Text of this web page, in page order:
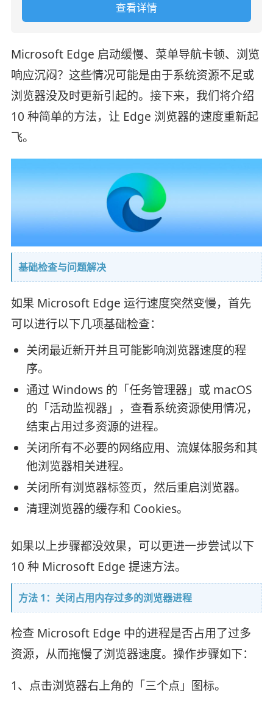
查看详情
Microsoft Edge 启动缓慢、菜单导航卡顿、浏览
响应沉闷？这些情况可能是由于系统资源不足或
浏览器没及时更新引起的。接下来，我们将介绍
10 种简单的方法，让 Edge 浏览器的速度重新起
飞。
基础检查与问题解决
如果 Microsoft Edge 运行速度突然变慢，首先
可以进行以下几项基础检查：
关闭最近新开并且可能影响浏览器速度的程
序。
通过 Windows 的「任务管理器」或 macOS
的「活动监视器」，查看系统资源使用情况，
结束占用过多资源的进程。
关闭所有不必要的网络应用、流媒体服务和其
他浏览器相关进程。
关闭所有浏览器标签页，然后重启浏览器。
清理浏览器的缓存和 Cookies。
如果以上步骤都没效果，可以更进一步尝试以下
10 种 Microsoft Edge 提速方法。
方法 1：关闭占用内存过多的浏览器进程
检查 Microsoft Edge 中的进程是否占用了过多
资源，从而拖慢了浏览器速度。操作步骤如下：
1、点击浏览器右上角的「三个点」图标。